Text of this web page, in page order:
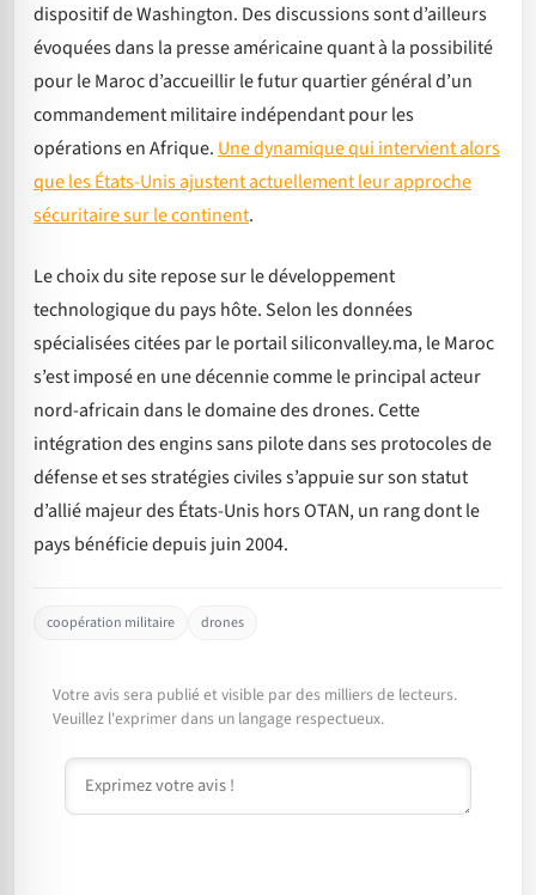
dispositif de Washington. Des discussions sont d’ailleurs
évoquées dans la presse américaine quant à la possibilité
pour le Maroc d’accueillir le futur quartier général d’un
commandement militaire indépendant pour les
opérations en Afrique. Une dynamique qui intervient alors
que les États-Unis ajustent actuellement leur approche
sécuritaire sur le continent.
Le choix du site repose sur le développement
technologique du pays hôte. Selon les données
spécialisées citées par le portail siliconvalley.ma, le Maroc
s’est imposé en une décennie comme le principal acteur
nord-africain dans le domaine des drones. Cette
intégration des engins sans pilote dans ses protocoles de
défense et ses stratégies civiles s’appuie sur son statut
d’allié majeur des États-Unis hors OTAN, un rang dont le
pays bénéficie depuis juin 2004.
coopération militaire drones
Votre avis sera publié et visible par des milliers de lecteurs.
Veuillez l'exprimer dans un langage respectueux.
Commentaire